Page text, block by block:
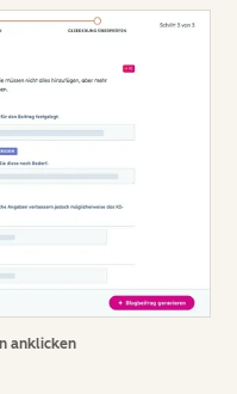
anklicken